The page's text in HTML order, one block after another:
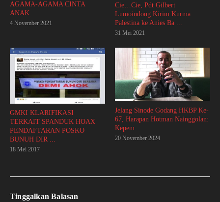
AGAMA-AGAMA CINTA
ANAK
4 November 2021
Cie…Cie, Pdt Gilbert
Lumoindong Kirim Kurma
Palestina ke Anies Ba ...
31 Mei 2021
GMKI KLARIFIKASI
TERKAIT SPANDUK HOAX
PENDAFTARAN POSKO
BUNUH DIR ...
18 Mei 2017
Jelang Sinode Godang HKBP Ke-
67, Harapan Hotman Nainggolan:
Kepem ...
20 November 2024
Tinggalkan Balasan